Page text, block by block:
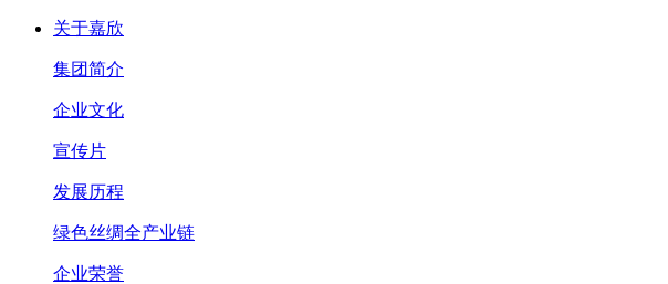
关于嘉欣
集团简介
企业文化
宣传片
发展历程
绿色丝绸全产业链
企业荣誉